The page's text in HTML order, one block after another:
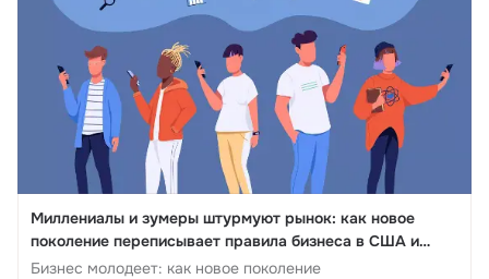
Миллениалы и зумеры штурмуют рынок: как новое
поколение переписывает правила бизнеса в США и
России
Бизнес молодеет: как новое поколение